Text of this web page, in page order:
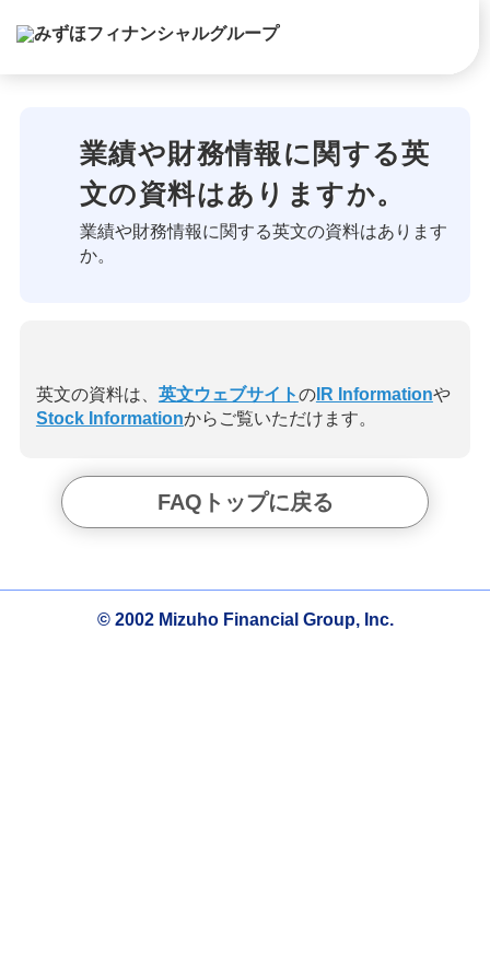
業績や財務情報に関する英
文の資料はありますか。
業績や財務情報に関する英文の資料はあります
か。
英文の資料は、 英文ウェブサイトのIR Informationや
Stock Informationからご覧いただけます。
FAQトップに戻る
© 2002 Mizuho Financial Group, Inc.